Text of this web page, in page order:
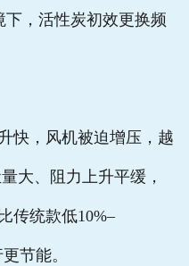
，活性炭初效更换频
快，风机被迫增压，越
大、阻力上升平缓，
传统款低10%–
节能。